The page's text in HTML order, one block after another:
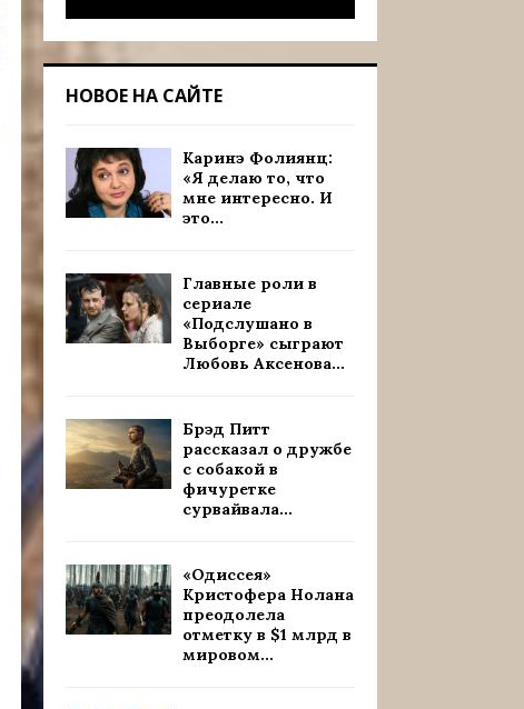
НОВОЕ НА САЙТЕ
Каринэ Фолиянц:
«Я делаю то, что
мне интересно. И
это...
Главные роли в
сериале
«Подслушано в
Выборге» сыграют
Любовь Аксенова...
Брэд Питт
рассказал о дружбе
с собакой в
фичуретке
сурвайвала...
«Одиссея»
Кристофера Нолана
преодолела
отметку в $1 млрд в
мировом...